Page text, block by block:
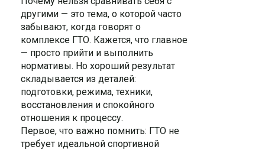
другими — это тема, о которой часто
забывают, когда говорят о
комплексе ГТО. Кажется, что главное
— просто прийти и выполнить
нормативы. Но хороший результат
складывается из деталей:
подготовки, режима, техники,
восстановления и спокойного
отношения к процессу.
Первое, что важно помнить: ГТО не
требует идеальной спортивной